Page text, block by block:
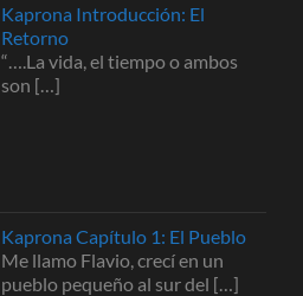
Kaprona Introducción: El
Retorno
“….La vida, el tiempo o ambos
son […]
Kaprona Capítulo 1: El Pueblo
Me llamo Flavio, crecí en un
pueblo pequeño al sur del […]